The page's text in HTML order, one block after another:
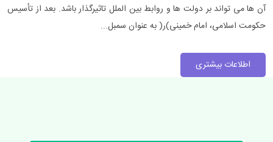
آن ها می تواند بر دولت ها و روابط بین الملل تاثیرگذار باشد. بعد از تأسیس
حکومت اسلامی، امام خمینی)ر( به عنوان سمبل...
اطلاعات بیشتری